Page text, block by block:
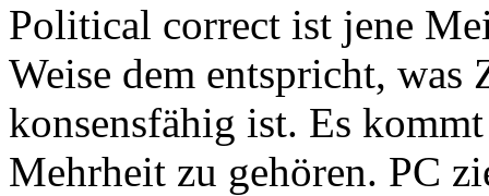
Political correct ist jene
Weise dem entspricht, was
konsensfähig ist. Es
Mehrheit zu gehören. PC